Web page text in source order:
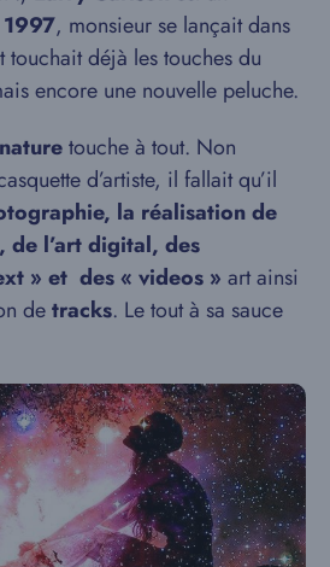
1997, monsieur se lançait dans
touchait déjà les touches du
encore une nouvelle peluche.
touche à tout. Non
d’artiste, il fallait qu’il
la réalisation de
de l’art digital, des
» et des « videos » art ainsi
detracks. Le tout à sa sauce